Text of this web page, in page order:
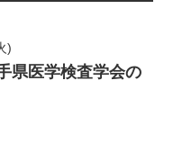
)
県医学検査学会の